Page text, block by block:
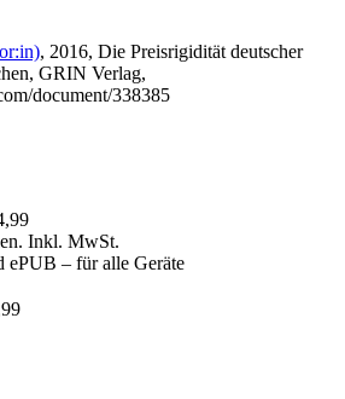
, 2016, Die Preisrigidität deutscher
GRIN Verlag,
document/338385
Inkl. MwSt.
ePUB – für alle Geräte